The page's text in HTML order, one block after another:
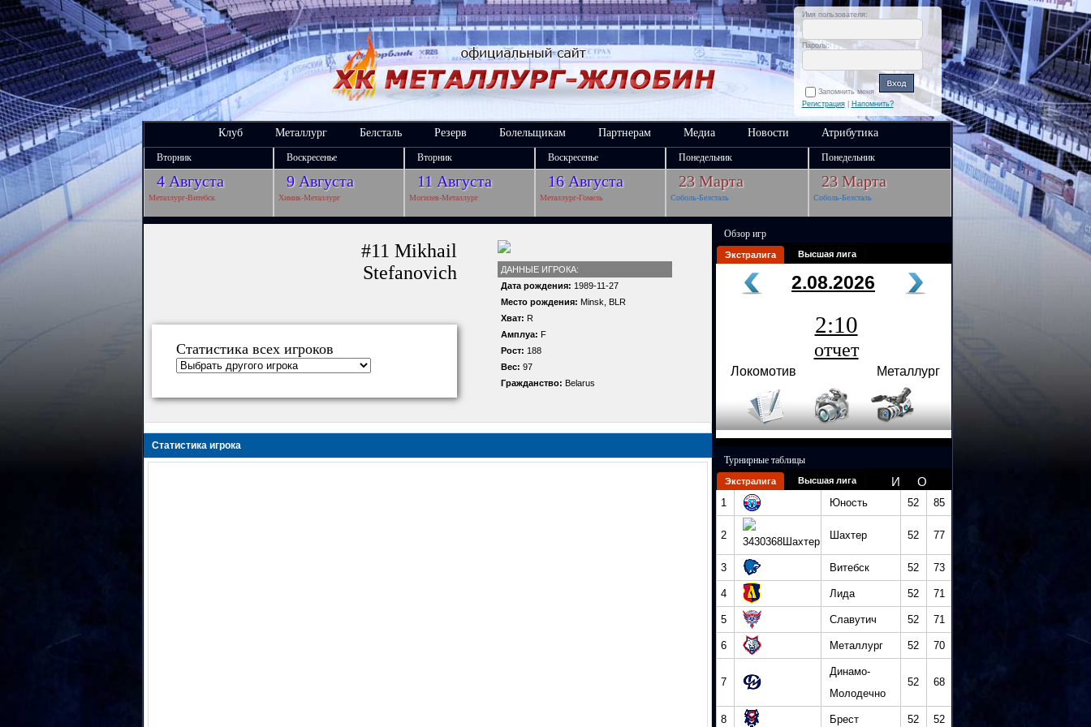
Имя пользователя:
Пароль:
Запомнить меня
Регистрация| Напомнить?
Клуб Металлург Белсталь Резерв Болельщикам Партнерам Медиа Новости Атрибутика
Вторник Воскресенье Вторник Воскресенье Понедельник Понедельник
4 Августа 9 Августа 11 Августа 16 Августа 23 Марта 23 Марта
Металлург-Витебск Химик-Металлург Могилев-Металлург Металлург-Гомель Соболь-Белсталь Соболь-Белсталь
#11 Mikhail
Stefanovich
Статистика всех игроков
ДАННЫЕ ИГРОКА:
Дата рождения: 1989-11-27
Место рождения: Minsk, BLR
Хват: R
Амплуа: F
Рост: 188
Вес: 97
Гражданство: Belarus
Статистика игрока
Обзор игр
Экстралига Высшая лига
2.08.2026
2:10
отчет
Локомотив Металлург
Турнирные таблицы
Экстралига Высшая лига И О
1 Юность 52 85
2 Шахтер 52 77
3 Витебск 52 73
4 Лида 52 71
5 Славутич 52 71
6 Металлург 52 70
7
Динамо-
Молодечно
52 68
8 Брест 52 52